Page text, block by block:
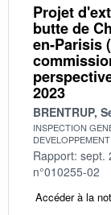
Projet
butte de
en-Parisis
2023
BRENTRUP,
INSPECTION
Rapport: sept.
n°010255-02
Accéder à la